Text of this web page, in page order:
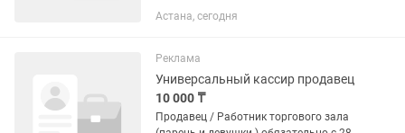
законодательством РК Оформление
приема, перевода, увольнения
договоров, дополнительных
соглашений,...
Астана, сегодня
Реклама
Универсальный кассир продавец
10 000 ₸
Продавец / Работник торгового зала